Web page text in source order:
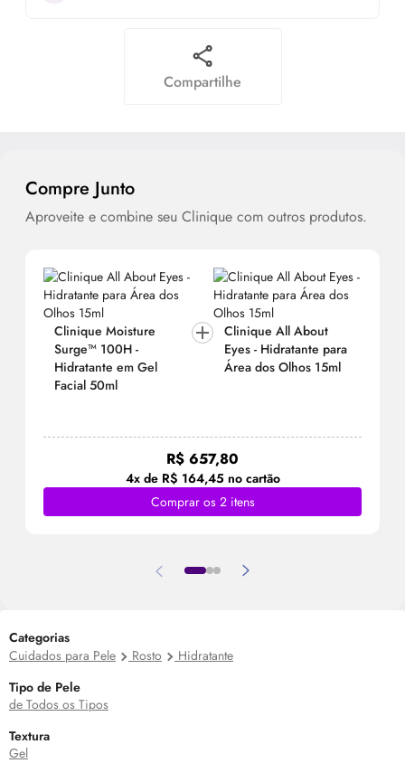
Compartilhe
Compre Junto
Aproveite e combine seu Clinique com outros produtos.
Clinique Moisture
Surge™ 100H -
Hidratante em Gel
Facial 50ml
Clinique All About
Eyes - Hidratante para
Área dos Olhos 15ml
R$ 657,80
4x de R$ 164,45 no cartão
Comprar os 2 itens
Categorias
Cuidados para Pele
Rosto
Hidratante
Tipo de Pele
de Todos os Tipos
Textura
Gel